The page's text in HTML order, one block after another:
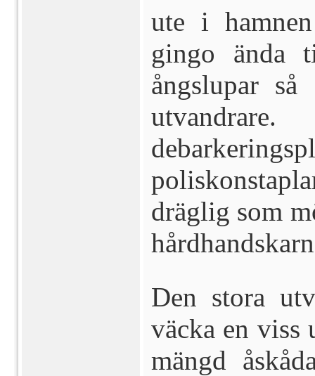
ute i
gingo ända
ångslupar
dräglig som
Den stora
väcka en viss
mängd